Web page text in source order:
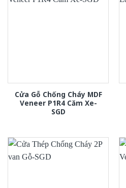
Cửa Gỗ Chống Cháy MDF
Veneer P1R4 Căm Xe-
SGD